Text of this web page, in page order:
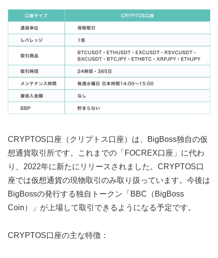
CRYPTOS口座（クリプトス口座）は、BigBoss独自の仮
想通貨取引所です。これまでの「FOCREX口座」に代わ
り、2022年に新たにリリースされました。CRYPTOS口
座では仮想通貨の現物取引のみ取り扱っています。今後は
BigBossの発行する独自トークン「BBC（BigBoss
Coin）」が上場して取引できるようになる予定です。
CRYPTOS口座の主な特徴：